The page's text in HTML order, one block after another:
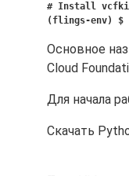
# Install
(flings-env) $
Основное
Cloud
Для начала
Скачать